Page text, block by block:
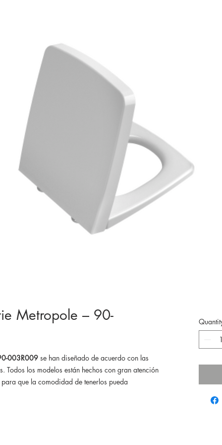
Metropole – 90-
003R009 se han diseñado de acuerdo con las
Todos los modelos están hechos con gran atención
que la comodidad de tenerlos pueda